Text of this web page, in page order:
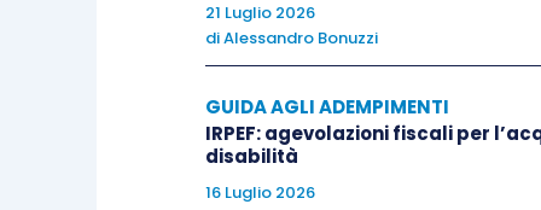
della dichiarazione dei redditi. Si
ispezioni – ai sensi dell’
contribuente ovvero presso il luogo di
sensi dell’articolo 35, comma 2, lettera
21 Luglio 2026
diAlessandro Bonuzzi
GUIDA AGLI ADEMPIMENTI
IRPEF: agevolazioni fiscali per
disabilità
16 Luglio 2026